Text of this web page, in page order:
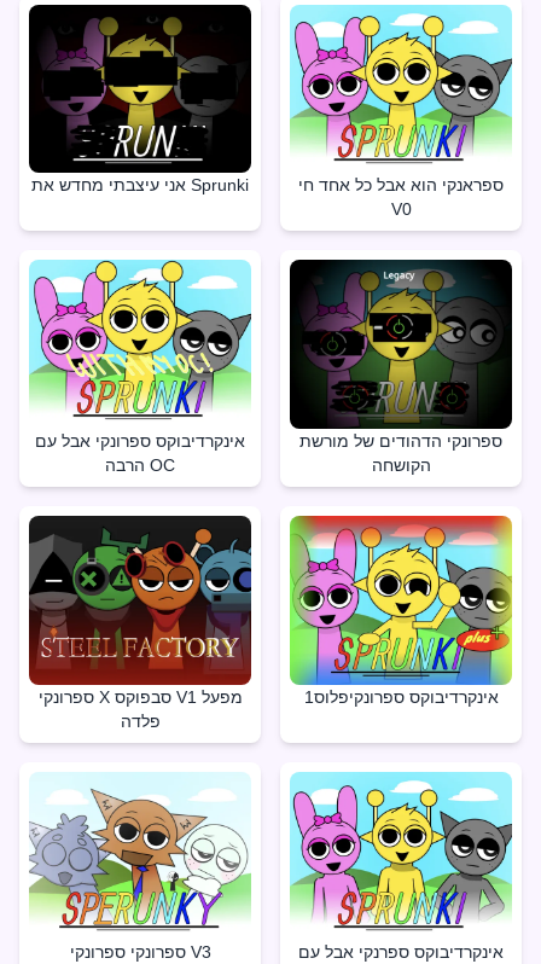
אני עיצבתי מחדש את Sprunki
ספראנקי הוא אבל כל אחד חי
V0
אינקרדיבוקס ספרונקי אבל עם
הרבה OC
ספרונקי הדהודים של מורשת
הקושחה
ספרונקי X סבפוקס V1 מפעל
פלדה
אינקרדיבוקס ספרונקיפלוס1
ספרונקי ספרונקי V3
אינקרדיבוקס ספרנקי אבל עם